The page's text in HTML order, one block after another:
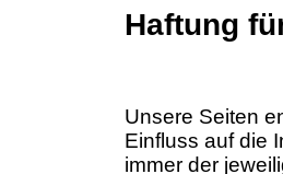
Haftung
Unsere Seiten
Einfluss auf die
immer der